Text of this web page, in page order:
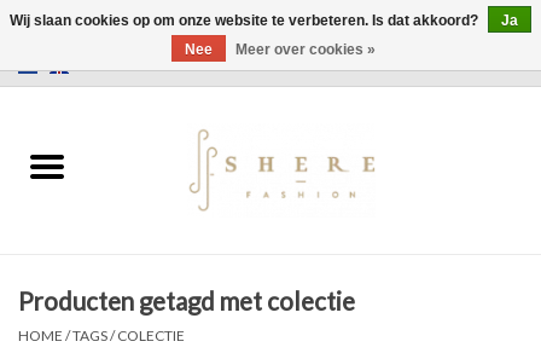
Jurken
Producten getagd met colectie
HOME /TAGS/COLECTIE
Wij slaan cookies op om onze website te verbeteren. Is dat akkoord?
Ja
Nee
Meer over cookies »